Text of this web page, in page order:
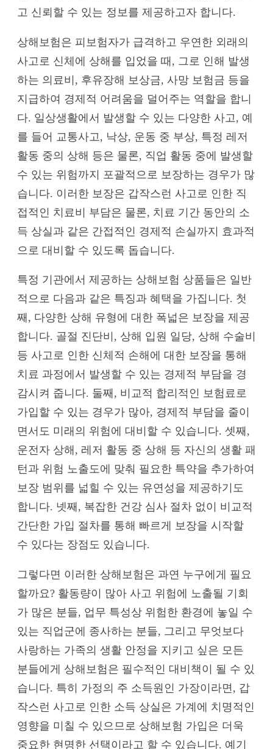
고 신뢰할 수 있는 정보를 제공하고자 합니다.
상해보험은 피보험자가 급격하고 우연한 외래의
사고로 신체에 상해를 입었을 때, 그로 인해 발생
하는 의료비, 후유장해 보상금, 사망 보험금 등을
지급하여 경제적 어려움을 덜어주는 역할을 합니
다. 일상생활에서 발생할 수 있는 다양한 사고, 예
를 들어 교통사고, 낙상, 운동 중 부상, 특정 레저
활동 중의 상해 등은 물론, 직업 활동 중에 발생할
수 있는 위험까지 포괄적으로 보장하는 경우가 많
습니다. 이러한 보장은 갑작스런 사고로 인한 직
접적인 치료비 부담은 물론, 치료 기간 동안의 소
득 상실과 같은 간접적인 경제적 손실까지 효과적
으로 대비할 수 있도록 돕습니다.
특정 기관에서 제공하는 상해보험 상품들은 일반
적으로 다음과 같은 특징과 혜택을 가집니다. 첫
째, 다양한 상해 유형에 대한 폭넓은 보장을 제공
합니다. 골절 진단비, 상해 입원 일당, 상해 수술비
등 사고로 인한 신체적 손해에 대한 보장을 통해
치료 과정에서 발생할 수 있는 경제적 부담을 경
감시켜 줍니다. 둘째, 비교적 합리적인 보험료로
가입할 수 있는 경우가 많아, 경제적 부담을 줄이
면서도 미래의 위험에 대비할 수 있습니다. 셋째,
운전자 상해, 레저 활동 중 상해 등 자신의 생활 패
턴과 위험 노출도에 맞춰 필요한 특약을 추가하여
보장 범위를 넓힐 수 있는 유연성을 제공하기도
합니다. 넷째, 복잡한 건강 심사 절차 없이 비교적
간단한 가입 절차를 통해 빠르게 보장을 시작할
수 있다는 장점도 있습니다.
그렇다면 이러한 상해보험은 과연 누구에게 필요
할까요? 활동량이 많아 사고 위험에 노출될 기회
가 많은 분들, 업무 특성상 위험한 환경에 놓일 수
있는 직업군에 종사하는 분들, 그리고 무엇보다
사랑하는 가족의 생활 안정을 지키고 싶은 모든
분들에게 상해보험은 필수적인 대비책이 될 수 있
습니다. 특히 가정의 주 소득원인 가장이라면, 갑
작스런 사고로 인한 소득 상실은 가계에 치명적인
영향을 미칠 수 있으므로 상해보험 가입은 더욱
중요한 현명한 선택이라고 할 수 있습니다. 예기